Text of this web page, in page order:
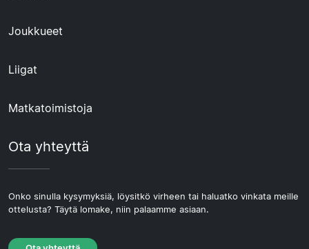
Joukkueet
Liigat
Matkatoimistoja
Ota yhteyttä
Onko sinulla kysymyksiä, löysitkö virheen tai haluatko vinkata meille
ottelusta? Täytä lomake, niin palaamme asiaan.